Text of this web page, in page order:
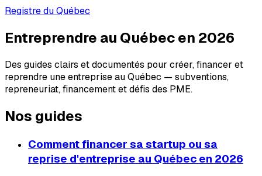
Registre du Québec
Entreprendre au Québec en 2026
Des guides clairs et documentés pour créer, financer et
reprendre une entreprise au Québec — subventions,
repreneuriat, financement et défis des PME.
Nos guides
Comment financer sa startup ou sa
reprise d'entreprise au Québec en 2026